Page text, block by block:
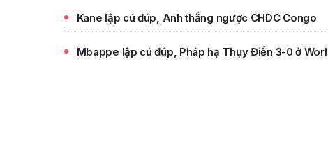
Kane lập cú đúp, Anh thắng ngược CHDC Congo
Mbappe lập cú đúp, Pháp hạ Thụy Điển 3-0 ở